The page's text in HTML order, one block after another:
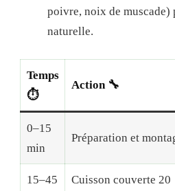
poivre, noix de
naturelle.
Temps
⏱️
Action 🔧
0–15
min
Préparation et
15–45
Cuisson couverte 20